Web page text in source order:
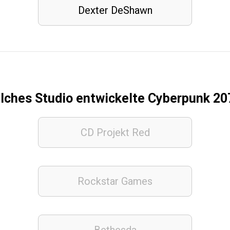
Dexter DeShawn
Studio entwickelte Cyberpunk
CD Projekt Red
Rockstar Games